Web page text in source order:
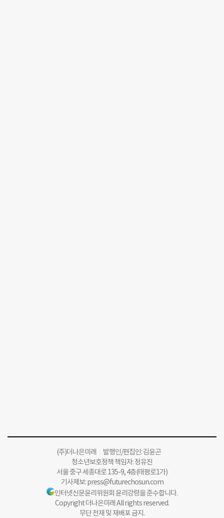
(주)더나은미래 발행인/편집인: 김윤곤
청소년보호정책 책임자: 정유진
서울 중구 세종대로 135-9, 4층(태평로1가)
기사제보:press@futurechosun.com
인터넷신문윤리위원회 윤리강령을 준수합니다.
Copyright 더나은미래 All rights reserved.
무단 전재 및 재배포 금지.